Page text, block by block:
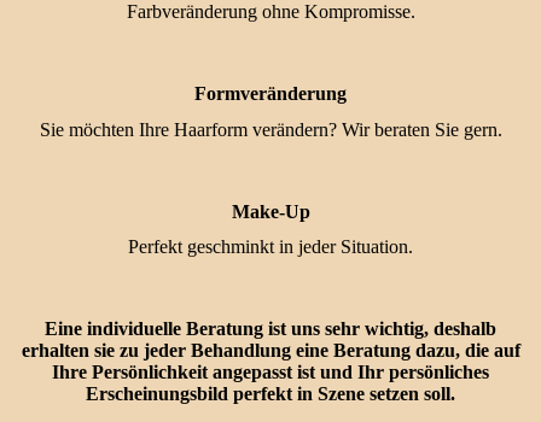
Farbveränderung ohne Kompromisse.
Formveränderung
Sie möchten Ihre Haarform verändern? Wir beraten Sie gern.
Make-Up
Perfekt geschminkt in jeder Situation.
Eine individuelle Beratung ist uns sehr wichtig, deshalb
erhalten sie zu jeder Behandlung eine Beratung dazu, die auf
Ihre Persönlichkeit angepasst ist und Ihr persönliches
Erscheinungsbild perfekt in Szene setzen soll.